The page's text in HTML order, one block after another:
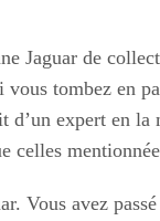
Jaguar de
tombez en
d’un expert en
celles
Vous avez